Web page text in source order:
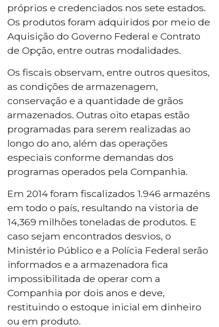
próprios e credenciados nos sete estados.
Os produtos foram adquiridos por meio de
Aquisição do Governo Federal e Contrato
de Opção, entre outras modalidades.
Os fiscais observam, entre outros quesitos,
as condições de armazenagem,
conservação e a quantidade de grãos
armazenados. Outras oito etapas estão
programadas para serem realizadas ao
longo do ano, além das operações
especiais conforme demandas dos
programas operados pela Companhia.
Em 2014 foram fiscalizados 1.946 armazéns
em todo o país, resultando na vistoria de
14,369 milhões toneladas de produtos. E
caso sejam encontrados desvios, o
Ministério Público e a Polícia Federal serão
informados e a armazenadora fica
impossibilitada de operar com a
Companhia por dois anos e deve,
restituindo o estoque inicial em dinheiro
ou em produto.